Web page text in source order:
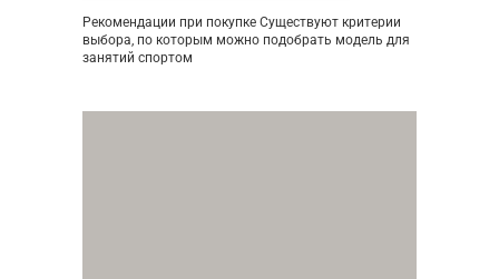
Рекомендации при покупке Существуют критерии
выбора, по которым можно подобрать модель для
занятий спортом